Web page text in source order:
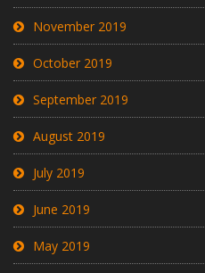
November 2019
October 2019
September 2019
August 2019
July 2019
June 2019
May 2019